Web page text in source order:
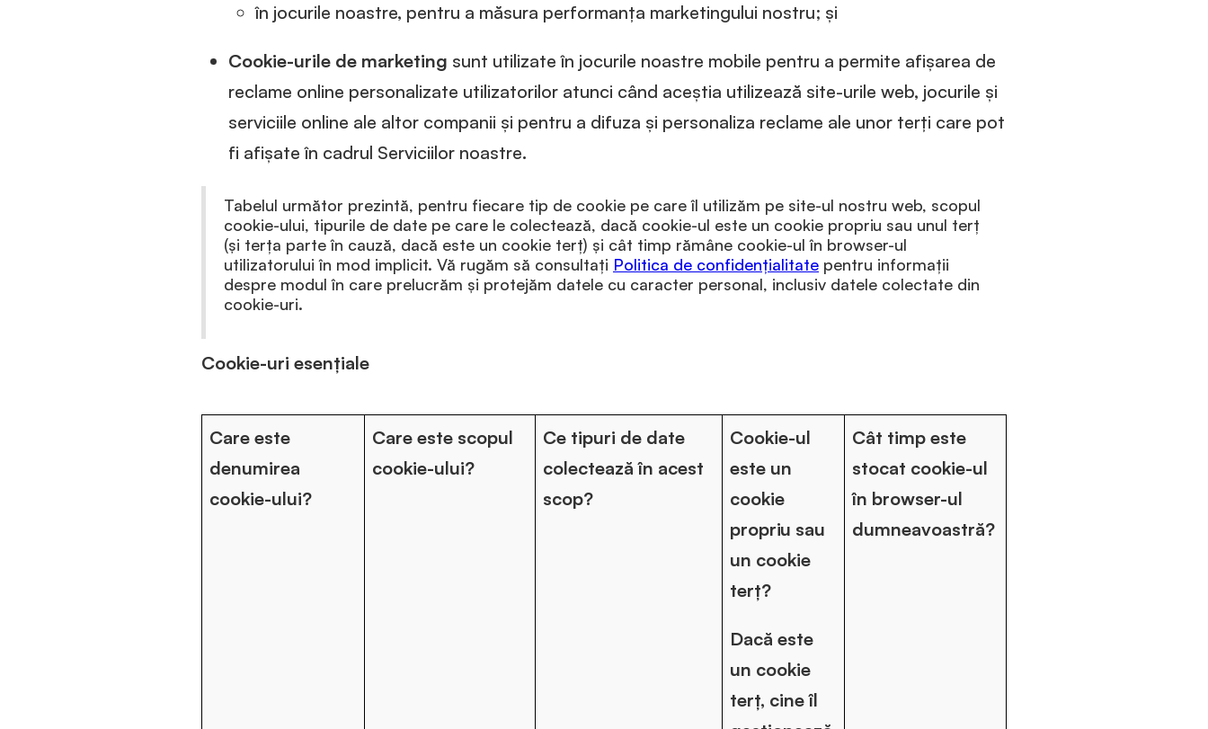
în jocurile noastre, pentru a măsura performanța marketingului nostru; și
Cookie-urile de marketing sunt utilizate în jocurile noastre mobile pentru a permite afișarea de
reclame online personalizate utilizatorilor atunci când aceștia utilizează site-urile web, jocurile și
serviciile online ale altor companii și pentru a difuza și personaliza reclame ale unor terți care pot
fi afișate în cadrul Serviciilor noastre.
Tabelul următor prezintă, pentru fiecare tip de cookie pe care îl utilizăm pe site-ul nostru web, scopul
cookie-ului, tipurile de date pe care le colectează, dacă cookie-ul este un cookie propriu sau unul terț
(și terța parte în cauză, dacă este un cookie terț) și cât timp rămâne cookie-ul în browser-ul
utilizatorului în mod implicit. Vă rugăm să consultați Politica de confidențialitate pentru informații
despre modul în care prelucrăm și protejăm datele cu caracter personal, inclusiv datele colectate din
cookie-uri.
Cookie-uri esențiale
Care este
denumirea
cookie-ului?
Care este scopul
cookie-ului?
Ce tipuri de date
colectează în acest
scop?
Cookie-ul
este un
cookie
propriu sau
un cookie
terț?
Dacă este
un cookie
terț, cine îl
Cât timp este
stocat cookie-ul
în browser-ul
dumneavoastră?